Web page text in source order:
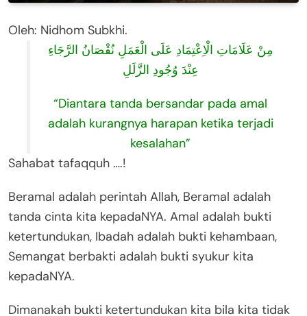
Oleh: Nidhom Subkhi.
مِنْ عَلَامَاتِ الْاِعْتِمَادِ عَلَى الْعَمَلِ نُقْصَانُ الرَّجَاءِ
عِنْدَ وُجُودِ الزَّلَلِ
“Diantara tanda bersandar pada amal
adalah kurangnya harapan ketika terjadi
kesalahan”
Sahabat tafaqquh ….!
Beramal adalah perintah Allah, Beramal adalah
tanda cinta kita kepadaNYA. Amal adalah bukti
ketertundukan, Ibadah adalah bukti kehambaan,
Semangat berbakti adalah bukti syukur kita
kepadaNYA.
Dimanakah bukti ketertundukan kita bila kita tidak